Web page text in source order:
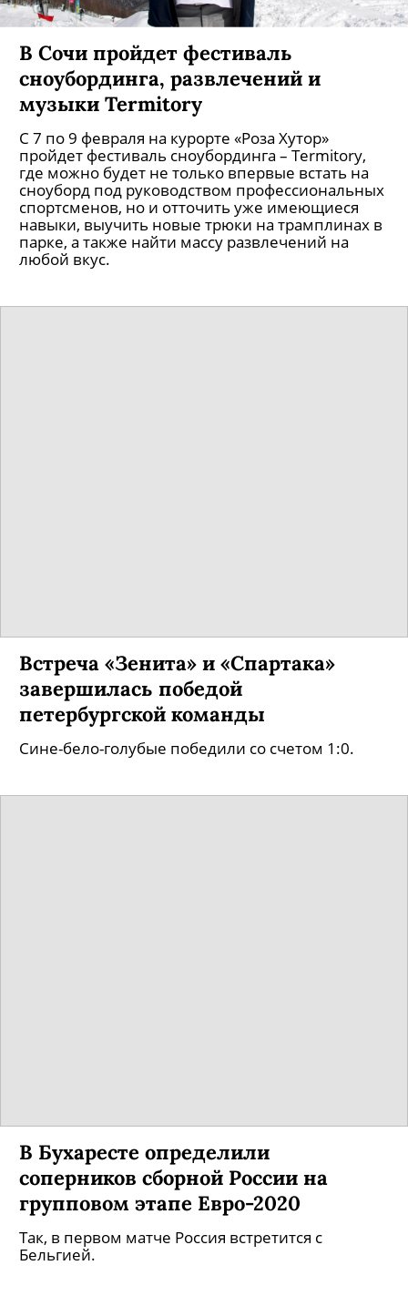
В Сочи пройдет фестиваль
сноубординга, развлечений и
музыки Termitory
С 7 по 9 февраля на курорте «Роза Хутор»
пройдет фестиваль сноубординга – Termitory,
где можно будет не только впервые встать на
сноуборд под руководством профессиональных
спортсменов, но и отточить уже имеющиеся
навыки, выучить новые трюки на трамплинах в
парке, а также найти массу развлечений на
любой вкус.
Встреча «Зенита» и «Спартака»
завершилась победой
петербургской команды
Сине-бело-голубые победили со счетом 1:0.
В Бухаресте определили
соперников сборной России на
групповом этапе Евро-2020
Так, в первом матче Россия встретится с
Бельгией.